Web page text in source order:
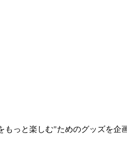
っと楽しむ"ためのグッズを企